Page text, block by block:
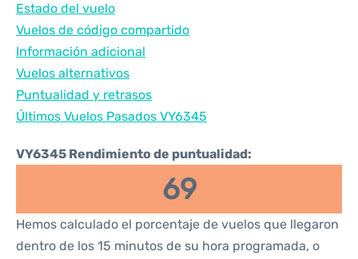
Estado del vuelo
Vuelos de código compartido
Información adicional
Vuelos alternativos
Puntualidad y retrasos
Últimos Vuelos Pasados VY6345
VY6345 Rendimiento de puntualidad:
69
Hemos calculado el porcentaje de vuelos que llegaron
dentro de los 15 minutos de su hora programada, o